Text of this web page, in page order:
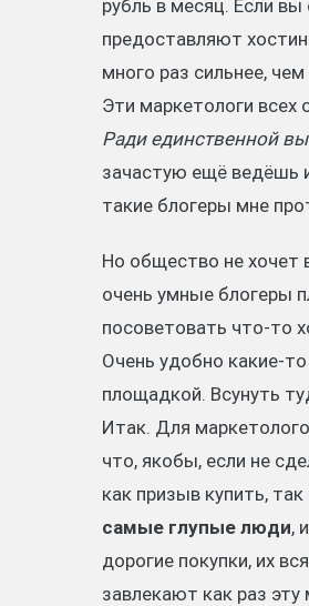
рубль в месяц. Если
предоставляют
много раз сильнее,
Эти маркетологи всех
Ради единственной
зачастую ещё ведёшь
такие блогеры мне
Но общество не хочет
очень умные блогеры
посоветовать что-то
Очень удобно какие-
площадкой. Всунуть
Итак. Для
что, якобы, если не
как призыв купить,
самые глупые люди,
дорогие покупки, их
завлекают как раз